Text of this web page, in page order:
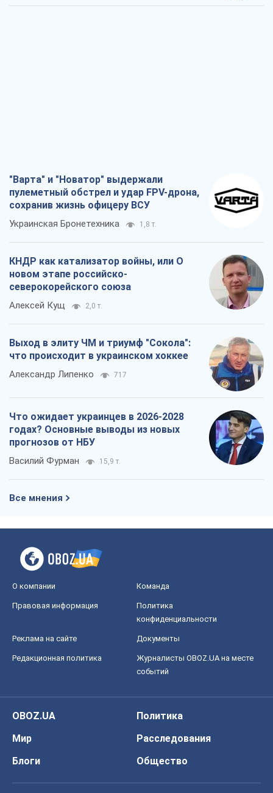
"Варта" и "Новатор" выдержали
пулеметный обстрел и удар FPV-дрона,
сохранив жизнь офицеру ВСУ
Украинская Бронетехника 1,8 т.
КНДР как катализатор войны, или О
новом этапе российско-
северокорейского союза
Алексей Кущ 2,0 т.
Выход в элиту ЧМ и триумф "Сокола":
что происходит в украинском хоккее
Александр Липенко 717
Что ожидает украинцев в 2026-2028
годах? Основные выводы из новых
прогнозов от НБУ
Василий Фурман 15,9 т.
Все мнения
О компании Команда
Правовая информация
Политика
конфиденциальности
Реклама на сайте Документы
Редакционная политика
Журналисты OBOZ.UA на месте
событий
OBOZ.UA
Политика
Мир
Расследования
Блоги
Общество